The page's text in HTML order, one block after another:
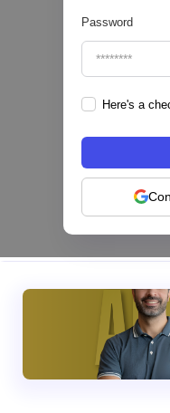
Password
Here's a
pago de servicios
NEOBANCOS 📲